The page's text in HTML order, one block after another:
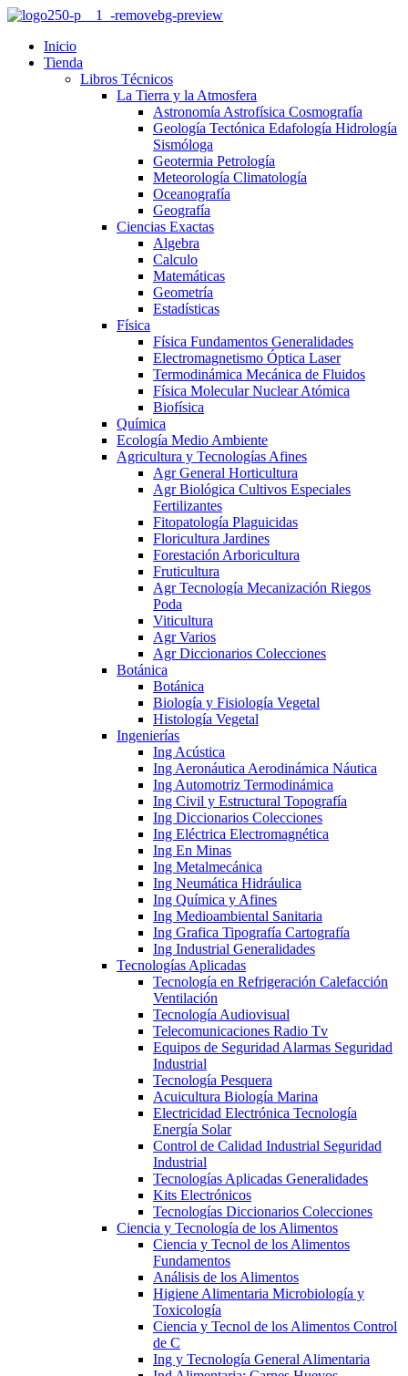
Inicio
Tienda
Libros Técnicos
La Tierra y la Atmosfera
Astronomía Astrofísica Cosmografía
Geología Tectónica Edafología Hidrología
Sismóloga
Geotermia Petrología
Meteorología Climatología
Oceanografía
Geografía
Ciencias Exactas
Algebra
Calculo
Matemáticas
Geometría
Estadísticas
Física
Física Fundamentos Generalidades
Electromagnetismo Óptica Laser
Termodinámica Mecánica de Fluidos
Física Molecular Nuclear Atómica
Biofísica
Química
Ecología Medio Ambiente
Agricultura y Tecnologías Afines
Agr General Horticultura
Agr Biológica Cultivos Especiales
Fertilizantes
Fitopatología Plaguicidas
Floricultura Jardines
Forestación Arboricultura
Fruticultura
Agr Tecnología Mecanización Riegos
Poda
Viticultura
Agr Varios
Agr Diccionarios Colecciones
Botánica
Botánica
Biología y Fisiología Vegetal
Histología Vegetal
Ingenierías
Ing Acústica
Ing Aeronáutica Aerodinámica Náutica
Ing Automotriz Termodinámica
Ing Civil y Estructural Topografía
Ing Diccionarios Colecciones
Ing Eléctrica Electromagnética
Ing En Minas
Ing Metalmecánica
Ing Neumática Hidráulica
Ing Química y Afines
Ing Medioambiental Sanitaria
Ing Grafica Tipografía Cartografía
Ing Industrial Generalidades
Tecnologías Aplicadas
Tecnología en Refrigeración Calefacción
Ventilación
Tecnología Audiovisual
Telecomunicaciones Radio Tv
Equipos de Seguridad Alarmas Seguridad
Industrial
Tecnología Pesquera
Acuicultura Biología Marina
Electricidad Electrónica Tecnología
Energía Solar
Control de Calidad Industrial Seguridad
Industrial
Tecnologías Aplicadas Generalidades
Kits Electrónicos
Tecnologías Diccionarios Colecciones
Ciencia y Tecnología de los Alimentos
Ciencia y Tecnol de los Alimentos
Fundamentos
Análisis de los Alimentos
Higiene Alimentaria Microbiología y
Toxicología
Ciencia y Tecnol de los Alimentos Control
de C
Ing y Tecnología General Alimentaria